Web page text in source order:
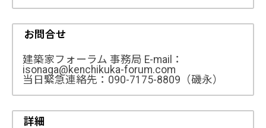
お問合せ
建築家フォーラム 事務局 E-mail：
isonaga@kenchikuka-forum.com
当日緊急連絡先：090-7175-8809（磯永）
詳細